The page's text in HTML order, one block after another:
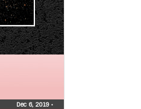
Dec 6, 2019 •